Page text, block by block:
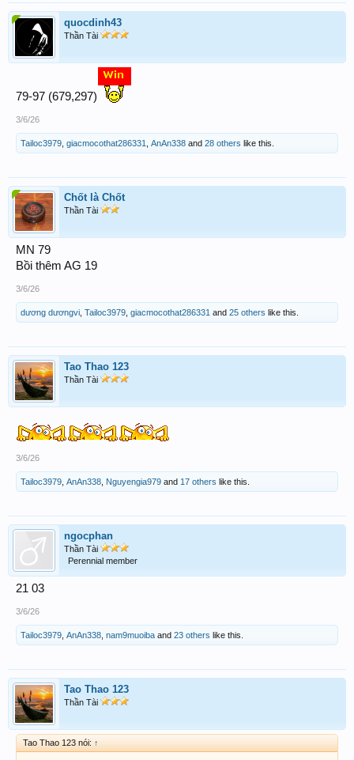
quocdinh43
Thần Tài
79-97 (679,297)
3/6/26
Tailoc3979 giacmocothat286331 AnAn338 and 28 others like this.
Chốt là Chốt
Thần Tài
MN 79
Bồi thêm AG 19
3/6/26
dương dươngvi Tailoc3979 giacmocothat286331 and 25 others like this.
Tao Thao 123
Thần Tài
3/6/26
Tailoc3979 AnAn338 Nguyengia979 and 17 others like this.
ngocphan
Thần Tài
Perennial member
21 03
3/6/26
Tailoc3979 AnAn338 nam9muoiba and 23 others like this.
Tao Thao 123
Thần Tài
Tao Thao 123 nói: ↑